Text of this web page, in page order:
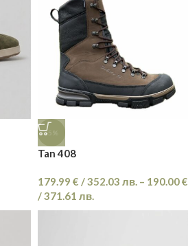
-5%
Tan 408
179.99 € /352.03 лв. – 190.00€
/371.61 лв.